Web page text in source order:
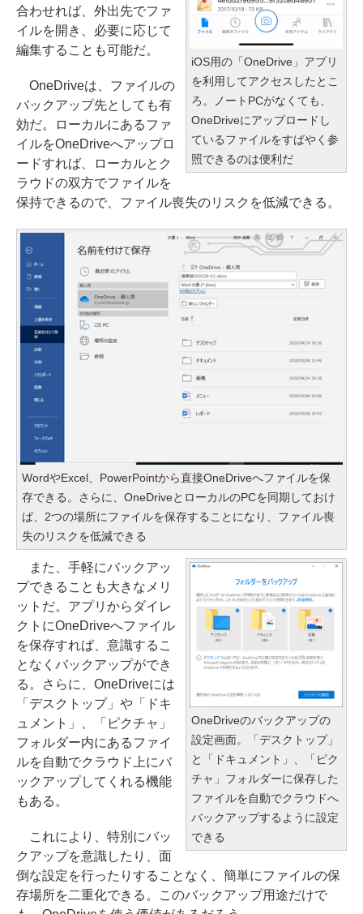
iOS用の「OneDrive」アプリ
を利用してアクセスしたとこ
ろ。ノートPCがなくても、
OneDriveにアップロードし
ているファイルをすばやく参
照できるのは便利だ
合わせれば、外出先でファ
イルを開き、必要に応じて
編集することも可能だ。
OneDriveは、ファイルの
バックアップ先としても有
効だ。ローカルにあるファ
イルをOneDriveへアップロ
ードすれば、ローカルとク
ラウドの双方でファイルを
保持できるので、ファイル喪失のリスクを低減できる。
WordやExcel、PowerPointから直接OneDriveへファイルを保
存できる。さらに、OneDriveとローカルのPCを同期しておけ
ば、2つの場所にファイルを保存することになり、ファイル喪
失のリスクを低減できる
OneDriveのバックアップの
設定画面。「デスクトップ」
と「ドキュメント」、「ピク
チャ」フォルダーに保存した
ファイルを自動でクラウドへ
バックアップするように設定
できる
また、手軽にバックアッ
プできることも大きなメリ
ットだ。アプリからダイレ
クトにOneDriveへファイル
を保存すれば、意識するこ
となくバックアップができ
る。さらに、OneDriveには
「デスクトップ」や「ドキ
ュメント」、「ピクチャ」
フォルダー内にあるファイ
ルを自動でクラウド上にバ
ックアップしてくれる機能
もある。
これにより、特別にバッ
クアップを意識したり、面
倒な設定を行ったりすることなく、簡単にファイルの保
存場所を二重化できる。このバックアップ用途だけで